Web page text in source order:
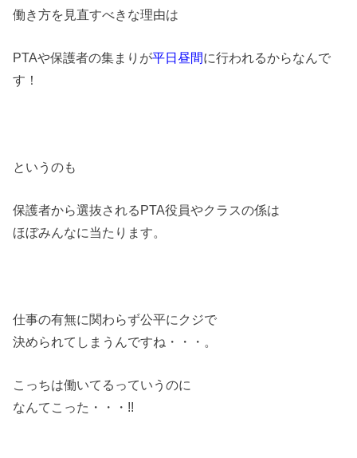
働き方を見直すべきな理由は
PTAや保護者の集まりが平日昼間に行われるからなんで
す！
というのも
保護者から選抜されるPTA役員やクラスの係は
ほぼみんなに当たります。
仕事の有無に関わらず公平にクジで
決められてしまうんですね・・・。
こっちは働いてるっていうのに
なんてこった・・・!!